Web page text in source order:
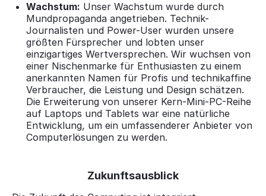
Wachstum: Unser Wachstum wurde durch
Mundpropaganda angetrieben. Technik-
Journalisten und Power-User wurden unsere
größten Fürsprecher und lobten unser
einzigartiges Wertversprechen. Wir wuchsen von
einer Nischenmarke für Enthusiasten zu einem
anerkannten Namen für Profis und technikaffine
Verbraucher, die Leistung und Design schätzen.
Die Erweiterung von unserer Kern-Mini-PC-Reihe
auf Laptops und Tablets war eine natürliche
Entwicklung, um ein umfassenderer Anbieter von
Computerlösungen zu werden.
Zukunftsausblick